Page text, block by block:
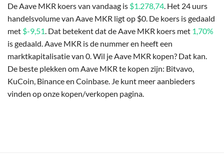
De Aave MKR koers van vandaag is $1.278,74. Het 24 uurs
handelsvolume van Aave MKR ligt op $0. De koers is gedaald
met $-9,51. Dat betekent dat de Aave MKR koers met 1,70%
is gedaald. Aave MKR is de nummer en heeft een
marktkapitalisatie van 0. Wil je Aave MKR kopen? Dat kan.
De beste plekken om Aave MKR te kopen zijn: Bitvavo,
KuCoin, Binance en Coinbase. Je kunt meer aanbieders
vinden op onze kopen/verkopen pagina.